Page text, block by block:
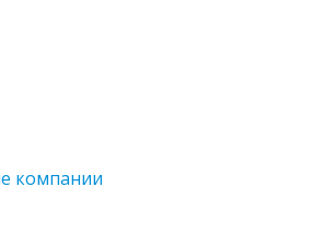
компании